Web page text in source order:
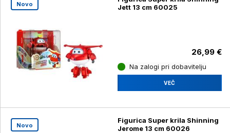
Novo
Jett 13 cm 60025
26,99 €
Na zalogi pri dobavitelju
VEČ
Novo
Figurica Super krila Shinning
Jerome 13 cm 60026